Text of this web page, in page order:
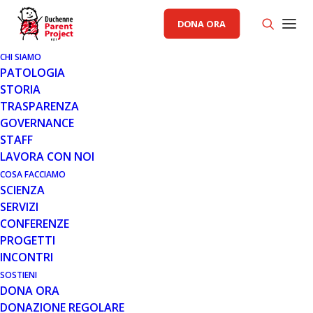
DONA ORA
CHI SIAMO
PATOLOGIA
STORIA
TRASPARENZA
GOVERNANCE
STAFF
LAVORA CON NOI
COSA FACCIAMO
SCIENZA
SERVIZI
CONFERENZE
PROGETTI
INCONTRI
SOSTIENI
DONA ORA
DONAZIONE REGOLARE
RACCOLTA FONDI PP
3 SET 2014
PARENT PROJECT ALLA VII
COPPA SICILIA MTB
GRANFONDO